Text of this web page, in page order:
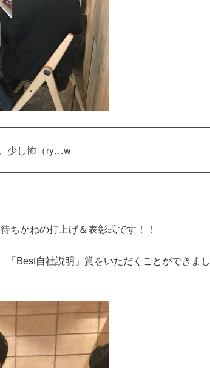
少し怖（ry…w
ちかねの打上げ＆表彰式です！！
Best自社説明」賞をいただくことができまし